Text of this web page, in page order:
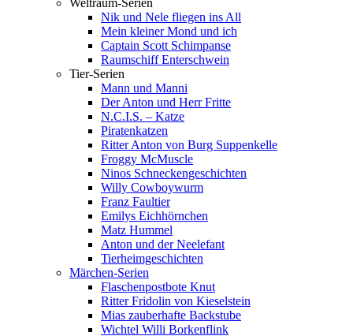
Weltraum-Serien
Nik und Nele fliegen ins All
Mein kleiner Mond und ich
Captain Scott Schimpanse
Raumschiff Enterschwein
Tier-Serien
Mann und Manni
Der Anton und Herr Fritte
N.C.I.S. – Katze
Piratenkatzen
Ritter Anton von Burg Suppenkelle
Froggy McMuscle
Ninos Schneckengeschichten
Willy Cowboywurm
Franz Faultier
Emilys Eichhörnchen
Matz Hummel
Anton und der Neelefant
Tierheimgeschichten
Märchen-Serien
Flaschenpostbote Knut
Ritter Fridolin von Kieselstein
Mias zauberhafte Backstube
Wichtel Willi Borkenflink